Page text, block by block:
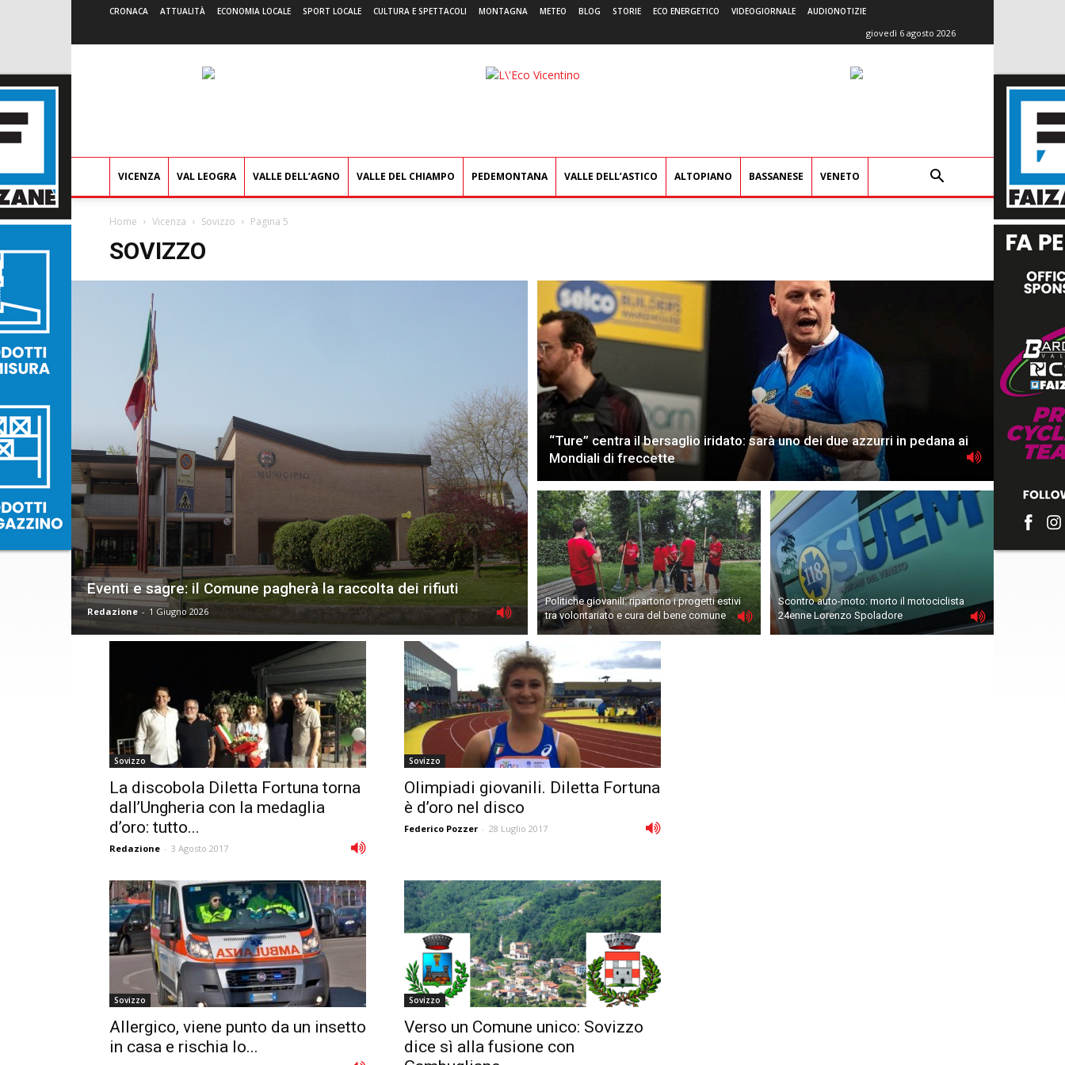
CRONACA ATTUALITÀ ECONOMIA LOCALE SPORT LOCALE CULTURA E SPETTACOLI MONTAGNA METEO BLOG STORIE ECO ENERGETICO VIDEOGIORNALE AUDIONOTIZIE
giovedì 6 agosto 2026
L'Eco
VICENZA VAL LEOGRA VALLE DELL’AGNO VALLE DEL CHIAMPO PEDEMONTANA VALLE DELL’ASTICO ALTOPIANO BASSANESE VENETO
Home Vicenza Sovizzo Pagina 5
SOVIZZO
Eventi e sagre: il Comune pagherà la raccolta dei rifiuti
Redazione - 1 Giugno 2026
“Ture” centra il bersaglio iridato: sarà uno dei due azzurri in pedana ai
Mondiali di freccette
Politiche giovanili: ripartono i progetti estivi
tra volontariato e cura del bene comune
Scontro auto-moto: morto il motociclista
24enne Lorenzo Spoladore
Sovizzo
La discobola Diletta Fortuna torna
dall’Ungheria con la medaglia
d’oro: tutto...
Redazione - 3 Agosto 2017
Sovizzo
Olimpiadi giovanili. Diletta Fortuna
è d’oro nel disco
Federico Pozzer - 28 Luglio 2017
Sovizzo
Allergico, viene punto da un insetto
in casa e rischia lo...
Sovizzo
Verso un Comune unico: Sovizzo
dice sì alla fusione con